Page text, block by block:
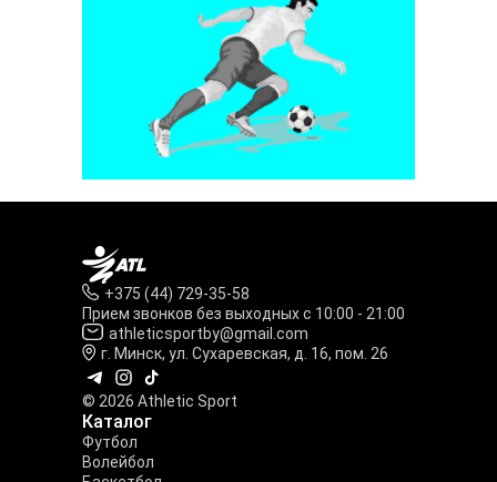
+375 (44) 729-35-58
Прием звонков без выходных с 10:00 - 21:00
athleticsportby@gmail.com
г. Минск, ул. Сухаревская, д. 16, пом. 26
© 2026 Athletic Sport
Каталог
Футбол
Волейбол